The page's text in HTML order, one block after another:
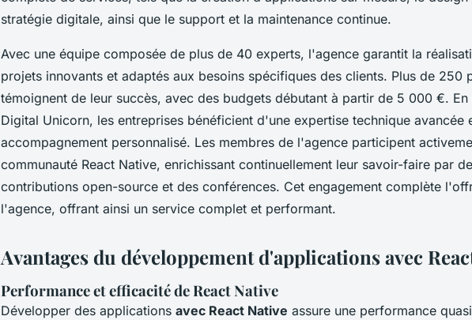
stratégie digitale, ainsi que le support et la maintenance continue.
Avec une équipe composée de plus de 40 experts, l'agence garantit la
projets innovants et adaptés aux besoins spécifiques des clients. Plus de 250
témoignent de leur succès, avec des budgets débutant à partir de 5 000 €. En
Digital Unicorn, les entreprises bénéficient d'une expertise technique avancée
accompagnement personnalisé. Les membres de l'agence participent
communauté React Native, enrichissant continuellement leur savoir-faire par
contributions open-source et des conférences. Cet engagement complète
l'agence, offrant ainsi un service complet et performant.
Avantages du développement d'applications avec
Performance et efficacité de React Native
Développer des applications avec React Native assure une performance